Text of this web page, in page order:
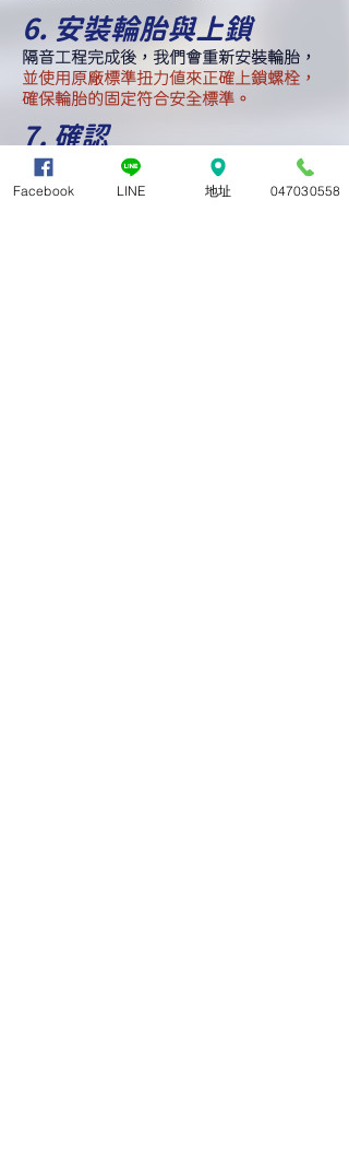
6. 安裝輪胎與上鎖
隔音工程完成後，我們會重新安裝輪胎，
並使用原廠標準扭力值來正確上鎖螺栓，
確保輪胎的固定符合安全標準。
7. 確認
安裝完成後，我們會進行全面的確認，包
括檢查所有固定點、隔音材料的密合度以
Facebook LINE 地址 047030558